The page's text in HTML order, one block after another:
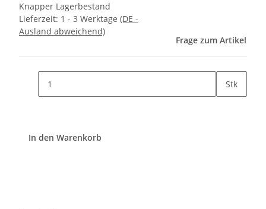
Knapper Lagerbestand
Lieferzeit: 1 - 3 Werktage (DE -
Ausland abweichend)
Frage zum Artikel
Stk
In den Warenkorb